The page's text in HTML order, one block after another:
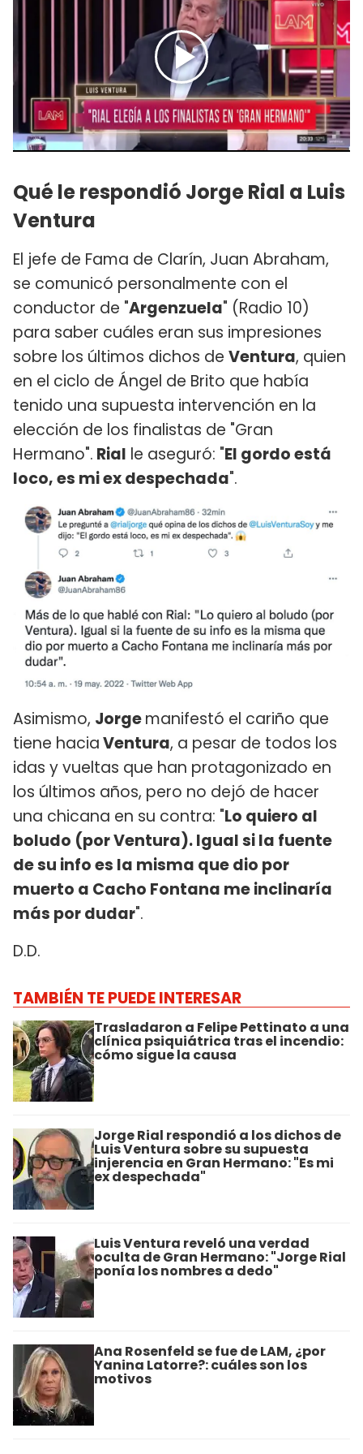
Qué le respondió Jorge Rial a Luis
Ventura
El jefe de Fama de Clarín, Juan Abraham,
se comunicó personalmente con el
conductor de "Argenzuela" (Radio 10)
para saber cuáles eran sus impresiones
sobre los últimos dichos de Ventura, quien
en el ciclo de Ángel de Brito que había
tenido una supuesta intervención en la
elección de los finalistas de "Gran
Hermano". Rial le aseguró: "El gordo está
loco, es mi ex despechada".
Asimismo, Jorgemanifestó el cariño que
tiene haciaVentura, a pesar de todos los
idas y vueltas que han protagonizado en
los últimos años, pero no dejó de hacer
una chicana en su contra: "Lo quiero al
boludo (por Ventura). Igual si la fuente
de su info es la misma que dio por
muerto a Cacho Fontana me inclinaría
más por dudar".
D.D.
TAMBIÉN TE PUEDE INTERESAR
Trasladaron a Felipe Pettinato a una
clínica psiquiátrica tras el incendio:
cómo sigue la causa
Jorge Rial respondió a los dichos de
Luis Ventura sobre su supuesta
injerencia en Gran Hermano: "Es mi
ex despechada"
Luis Ventura reveló una verdad
oculta de Gran Hermano: "Jorge Rial
ponía los nombres a dedo"
Ana Rosenfeld se fue de LAM, ¿por
Yanina Latorre?: cuáles son los
motivos